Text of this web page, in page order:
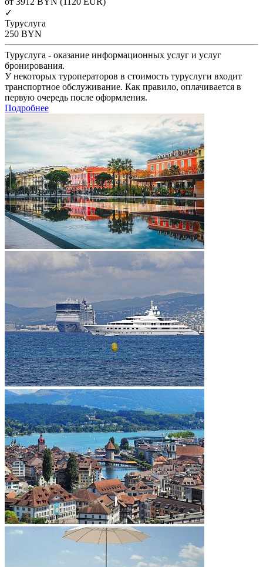
✓
Туруслуга
250 BYN
Туруслуга - оказание информационных услуг и услуг
бронирования.
У некоторых туроператоров в стоимость туруслуги входит
транспортное обслуживание. Как правило, оплачивается в
первую очередь после оформления.
Подробнее